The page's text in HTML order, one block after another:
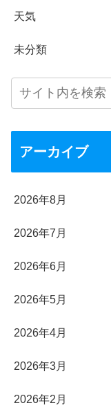
天気
未分類
アーカイブ
2026年8月
2026年7月
2026年6月
2026年5月
2026年4月
2026年3月
2026年2月